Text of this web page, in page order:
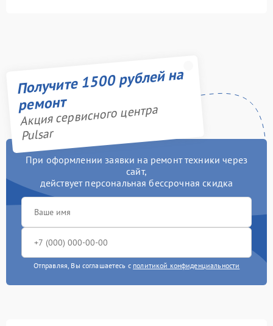
Получите 1500 рублей на
ремонт
Акция сервисного центра
Pulsar
При оформлении заявки на ремонт техники через
сайт,
действует персональная бессрочная скидка
Отправляя, Вы соглашаетесь с политикой конфиденциальности